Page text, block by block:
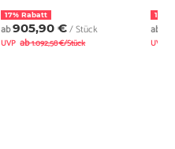
17% Rabatt
ab905,90 €/ Stück
UVP ab1.092,58 €/Stück
17%
ab
UVP